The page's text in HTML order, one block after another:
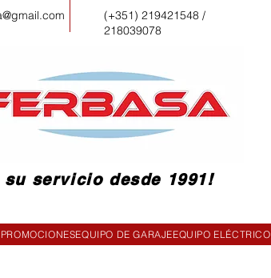
(+351) 219421548 /
218039078
su servicio desde 1991!
PROMOCIONESEQUIPO DE GARAJEEQUIPO ELÉCTRICO